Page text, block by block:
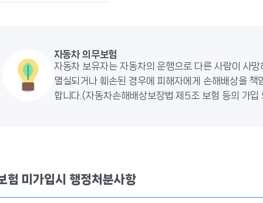
자동차 의무보험
자동차 보유자는 자동차의 운행으로 다른 사람이 사
멸실되거나 훼손된 경우에 피해자에게 손해배상을
합니다.(자동차손해배상보장법 제5조 보험 등의 가입
험 미가입시 행정처분사항